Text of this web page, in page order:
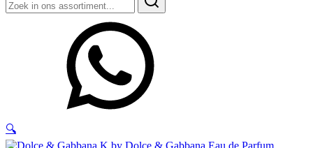
naar:
🔍